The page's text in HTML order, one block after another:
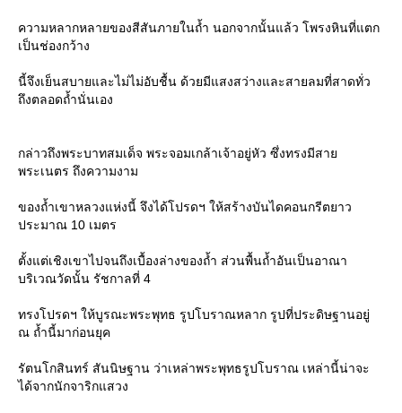
ความหลากหลายของสีสันภายในถ้ำ นอกจากนั้นแล้ว โพรงหินที่แตก
เป็นช่องกว้าง
นี้จึงเย็นสบายและไม่ไม่อับชื้น ด้วยมีแสงสว่างและสายลมที่สาดทั่ว
ถึงตลอดถ้ำนั่นเอง
กล่าวถึงพระบาทสมเด็จ พระจอมเกล้าเจ้าอยู่หัว ซึ่งทรงมีสา
พระเนตร ถึงความงาม
ของถ้ำเขาหลวงแห่งนี้ จึงได้โปรดฯ ให้สร้างบันไดคอนกรีตยาว
ประมาณ 10 เมตร
ตั้งแต่เชิงเขาไปจนถึงเบื้องล่างของถ้ำ ส่วนพื้นถ้ำอันเป็นอาณา
บริเวณวัดนั้น รัชกาลที่ 4
ทรงโปรดฯ ให้บูรณะพระพุทธ รูปโบราณหลาก รูปที่ประดิษฐานอยู่
ณ ถ้ำนี้มาก่อนยุค
รัตนโกสินทร์ สันนิษฐาน ว่าเหล่าพระพุทธรูปโบราณ เหล่านี้น่าจะ
ได้จากนักจาริกแสวง